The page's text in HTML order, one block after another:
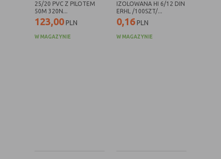
25/20 PVC Z PILOTEM
50M 320N...
123,00PLN
W MAGAZYNIE
IZOLOWANA HI 6/12 DIN
ERHL /100SZT/...
0,16PLN
W MAGAZYNIE